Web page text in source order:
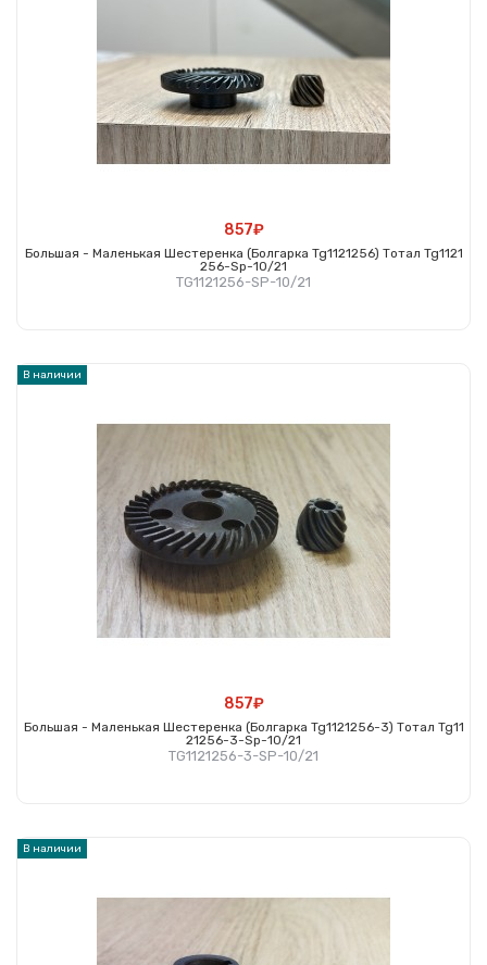
857₽
Большая - Маленькая Шестеренка (болгарка Tg1121256) Тотал Tg1121
256-Sp-10/21
TG1121256-SP-10/21
В наличии
857₽
Большая - Маленькая Шестеренка (болгарка Tg1121256-3) Тотал Tg11
21256-3-Sp-10/21
TG1121256-3-SP-10/21
В наличии